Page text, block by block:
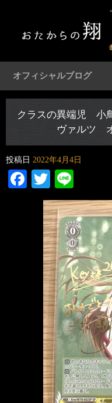
オフィシャルブログ
クラスの異端児
ヴァルツ
投稿日 2022年4月4日
Facebook
Twitter